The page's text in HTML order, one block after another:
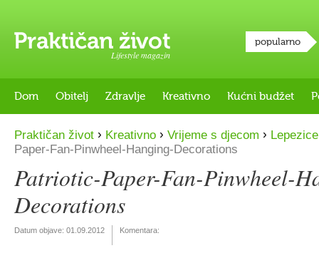
Lifestyle magazin
popularno
Dom Obitelj Zdravlje Kreativno Kućni budžet
Praktičan život › Kreativno › Vrijeme s djecom ›
Paper-Fan-Pinwheel-Hanging-Decorations
Patriotic-Paper-Fan-Pinwheel-
Decorations
Datum objave: 01.09.2012 Komentara: